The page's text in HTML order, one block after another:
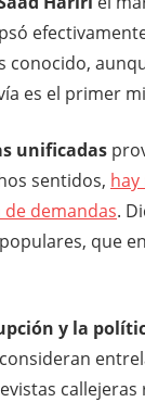
conocido,
es el primer
unificadas
sentidos, hay
demandas.
que
y la
callejeras